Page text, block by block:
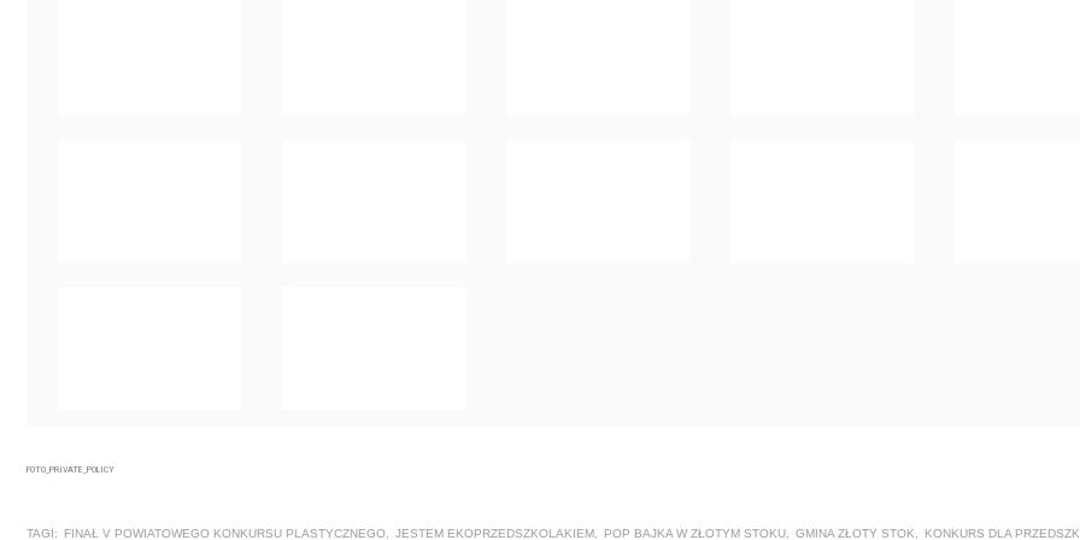
FOTO_PRIVATE_POLICY
TAGI: FINAŁ V POWIATOWEGO KONKURSU PLASTYCZNEGO JESTEM EKOPRZEDSZKOLAKIEM POP BAJKA W ZŁOTYM STOKU GMINA ZŁOTY STOK KONKURS DLA